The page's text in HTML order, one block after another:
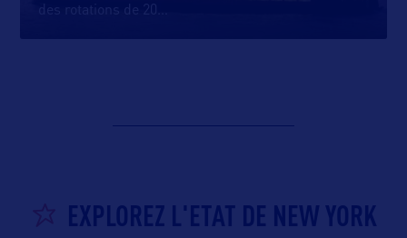
des rotations de 20
EXPLOREZ L'ETAT DE NEW YORK